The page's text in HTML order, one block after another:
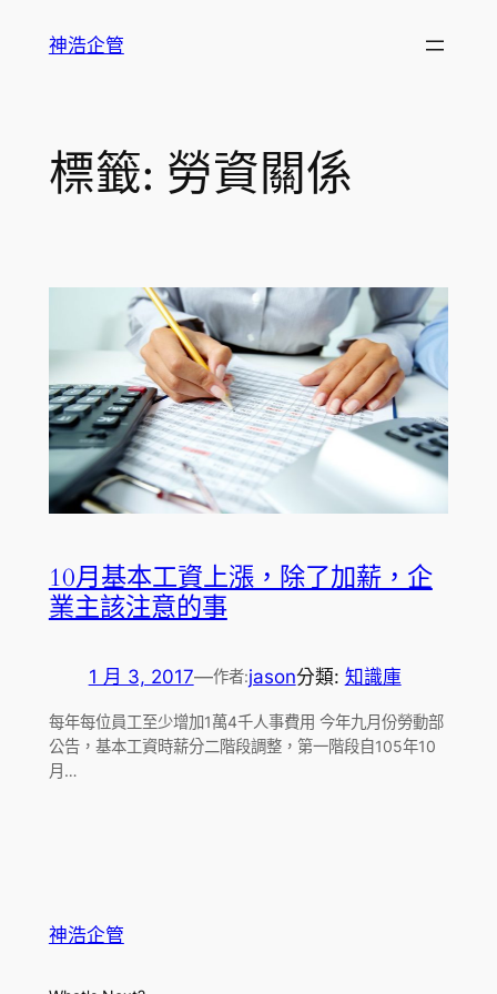
神浩企管
標籤: 勞資關係
10月基本工資上漲，除了加薪，企
業主該注意的事
1 月 3, 2017—作者:jason分類: 知識庫
每年每位員工至少增加1萬4千人事費用 今年九月份勞動部
公告，基本工資時薪分二階段調整，第一階段自105年10
月…
神浩企管